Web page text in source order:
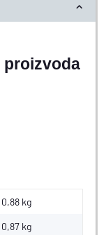
0,88 kg
0,87 kg